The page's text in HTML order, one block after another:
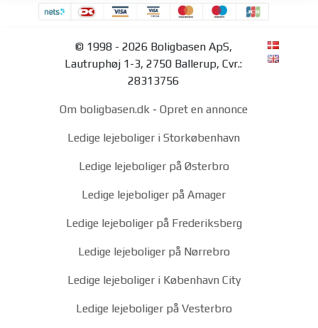
© 1998 - 2026 Boligbasen ApS,
Lautruphøj 1-3, 2750 Ballerup, Cvr.:
28313756
Om boligbasen.dk - Opret en annonce
Ledige lejeboliger i Storkøbenhavn
Ledige lejeboliger på Østerbro
Ledige lejeboliger på Amager
Ledige lejeboliger på Frederiksberg
Ledige lejeboliger på Nørrebro
Ledige lejeboliger i København City
Ledige lejeboliger på Vesterbro